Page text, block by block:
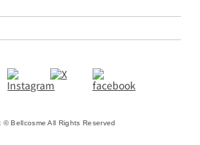
© Bellcosme All Rights Reserved